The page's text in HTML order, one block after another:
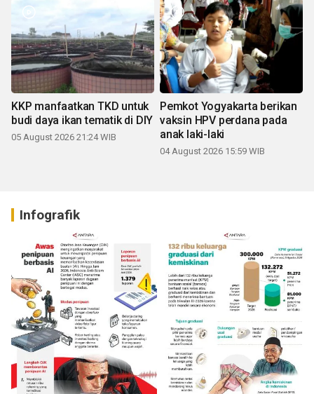
KKP manfaatkan TKD untuk
budi daya ikan tematik di DIY
05 August 2026 21:24 WIB
Pemkot Yogyakarta berikan
vaksin HPV perdana pada
anak laki-laki
04 August 2026 15:59 WIB
Infografik